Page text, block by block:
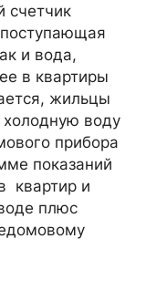
счетчик
и вода,
в квартиры
жильцы
воду
прибора
показаний
квартир и
плюс